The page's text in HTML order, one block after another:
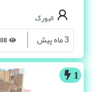
البورگ
3 ماه پیش
1